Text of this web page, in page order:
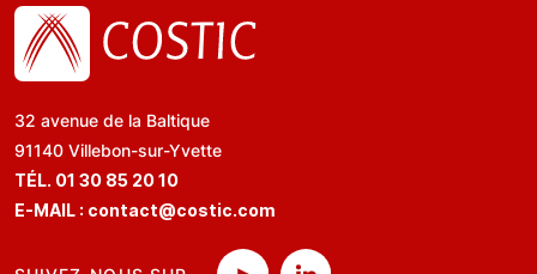
32 avenue de la Baltique
91140 Villebon-sur-Yvette
TÉL. 01 30 85 20 10
E-MAIL : contact@costic.com